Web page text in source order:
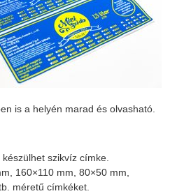
is a helyén marad és olvasható.
szikvíz címke.
160×110 mm, 80×50 mm,
méretű címkéket.